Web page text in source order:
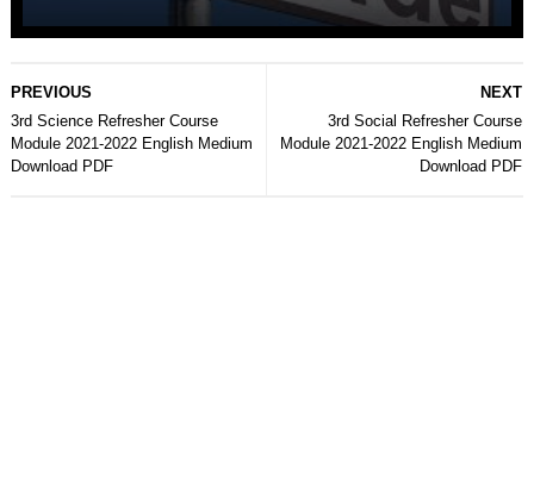
NEXT
3rd Social Refresher Course
Module 2021-2022 English Medium
Download PDF
PREVIOUS
3rd Science Refresher Course
Module 2021-2022 English Medium
Download PDF